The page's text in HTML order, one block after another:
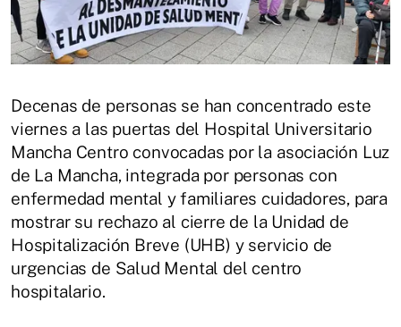
Decenas de personas se han concentrado este
viernes a las puertas del Hospital Universitario
Mancha Centro convocadas por la asociación Luz
de La Mancha, integrada por personas con
enfermedad mental y familiares cuidadores, para
mostrar su rechazo al cierre de la Unidad de
Hospitalización Breve (UHB) y servicio de
urgencias de Salud Mental del centro
hospitalario.